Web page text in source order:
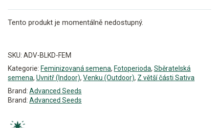
Tento produkt je momentálně nedostupný.
SKU: ADV-BLKD-FEM
Kategorie: Feminizovaná semena, Fotoperioda, Sběratelská
semena, Uvnitř (Indoor), Venku (Outdoor), Z větší části Sativa
Brand: Advanced Seeds
Brand: Advanced Seeds